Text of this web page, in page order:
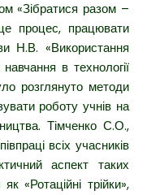
«Зібратися разом –
процес, працювати
Н.В. «Використання
навчання в технології
розглянуто методи
роботу учнів на
Тімченко С.О.,
всіх учасників
аспект таких
«Ротаційні трійки»,